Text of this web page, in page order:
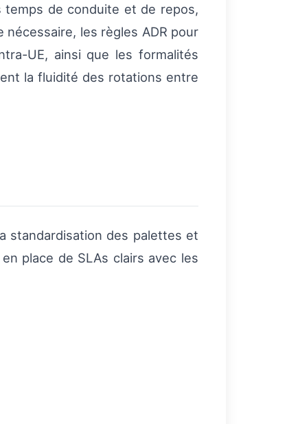
de conduite et de repos,
les règles ADR pour
UE, ainsi que les formalités
la fluidité des rotations entre
standardisation des palettes et
place de SLAs clairs avec les